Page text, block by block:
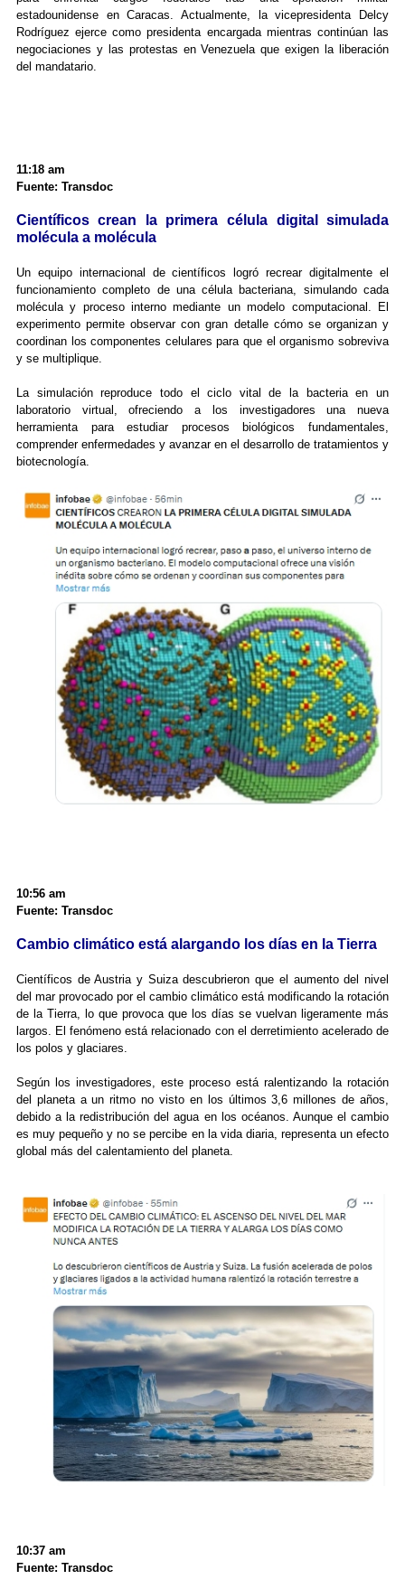
estadounidense en Caracas. Actualmente, la vicepresidenta Delcy
Rodríguez ejerce como presidenta encargada mientras continúan las
negociaciones y las protestas en Venezuela que exigen la liberación
del mandatario.
11:18 am
Fuente: Transdoc
Científicos crean la primera célula digital simulada
molécula a molécula
Un equipo internacional de científicos logró recrear digitalmente el
funcionamiento completo de una célula bacteriana, simulando cada
molécula y proceso interno mediante un modelo computacional. El
experimento permite observar con gran detalle cómo se organizan y
coordinan los componentes celulares para que el organismo sobreviva
y se multiplique.
La simulación reproduce todo el ciclo vital de la bacteria en un
laboratorio virtual, ofreciendo a los investigadores una nueva
herramienta para estudiar procesos biológicos fundamentales,
comprender enfermedades y avanzar en el desarrollo de tratamientos y
biotecnología.
10:56 am
Fuente: Transdoc
Cambio climático está alargando los días en la Tierra
Científicos de Austria y Suiza descubrieron que el aumento del nivel
del mar provocado por el cambio climático está modificando la rotación
de la Tierra, lo que provoca que los días se vuelvan ligeramente más
largos. El fenómeno está relacionado con el derretimiento acelerado de
los polos y glaciares.
Según los investigadores, este proceso está ralentizando la rotación
del planeta a un ritmo no visto en los últimos 3,6 millones de años,
debido a la redistribución del agua en los océanos. Aunque el cambio
es muy pequeño y no se percibe en la vida diaria, representa un efecto
global más del calentamiento del planeta.
10:37 am
Fuente: Transdoc